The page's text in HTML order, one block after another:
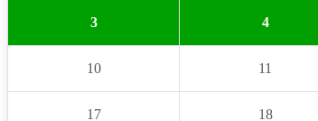
3 4
10 11
17 18